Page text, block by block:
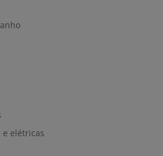
e elétricas